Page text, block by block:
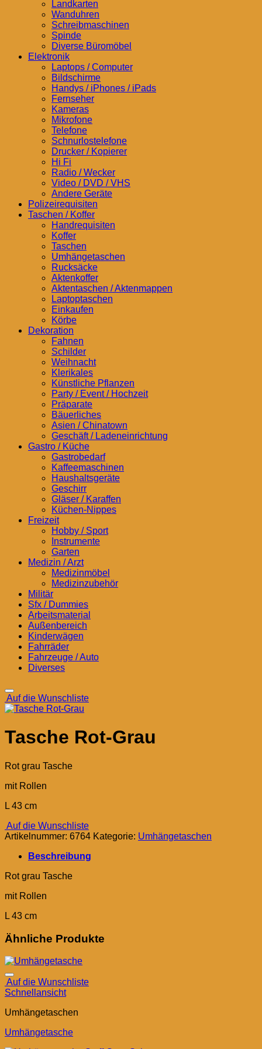
Landkarten
Wanduhren
Schreibmaschinen
Spinde
Diverse Büromöbel
Elektronik
Laptops / Computer
Bildschirme
Handys / iPhones / iPads
Fernseher
Kameras
Mikrofone
Telefone
Schnurlostelefone
Drucker / Kopierer
Hi Fi
Radio / Wecker
Video / DVD / VHS
Andere Geräte
Polizeirequisiten
Taschen / Koffer
Handrequisiten
Koffer
Taschen
Umhängetaschen
Rucksäcke
Aktenkoffer
Aktentaschen / Aktenmappen
Laptoptaschen
Einkaufen
Körbe
Dekoration
Fahnen
Schilder
Weihnacht
Klerikales
Künstliche Pflanzen
Party / Event / Hochzeit
Präparate
Bäuerliches
Asien / Chinatown
Geschäft / Ladeneinrichtung
Gastro / Küche
Gastrobedarf
Kaffeemaschinen
Haushaltsgeräte
Geschirr
Gläser / Karaffen
Küchen-Nippes
Freizeit
Hobby / Sport
Instrumente
Garten
Medizin / Arzt
Medizinmöbel
Medizinzubehör
Militär
Sfx / Dummies
Arbeitsmaterial
Außenbereich
Kinderwägen
Fahrräder
Fahrzeuge / Auto
Diverses
Auf die Wunschliste
Tasche Rot-Grau
Rot grau Tasche
mit Rollen
L 43 cm
Auf die Wunschliste
Artikelnummer: 6764 Kategorie: Umhängetaschen
Beschreibung
Rot grau Tasche
mit Rollen
L 43 cm
Ähnliche Produkte
Auf die Wunschliste
Schnellansicht
Umhängetaschen
Umhängetasche